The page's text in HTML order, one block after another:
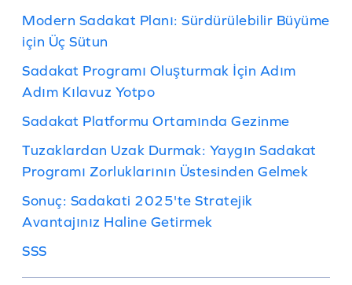
Modern Sadakat Planı: Sürdürülebilir Büyüme
için Üç Sütun
Sadakat Programı Oluşturmak İçin Adım
Adım Kılavuz Yotpo
Sadakat Platformu Ortamında Gezinme
Tuzaklardan Uzak Durmak: Yaygın Sadakat
Programı Zorluklarının Üstesinden Gelmek
Sonuç: Sadakati 2025'te Stratejik
Avantajınız Haline Getirmek
SSS